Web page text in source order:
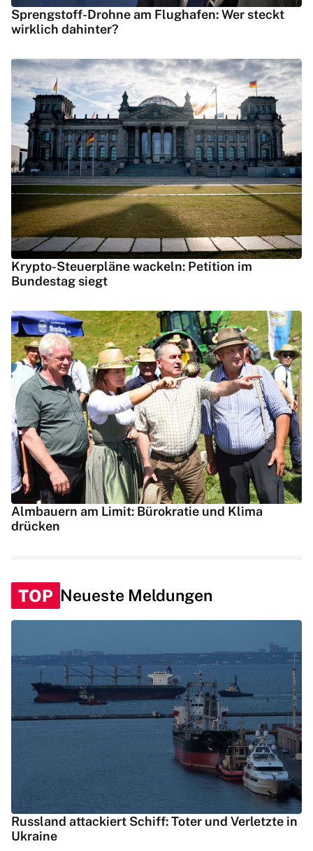
Sprengstoff-Drohne am Flughafen: Wer steckt
wirklich dahinter?
Krypto-Steuerpläne wackeln: Petition im
Bundestag siegt
Almbauern am Limit: Bürokratie und Klima
drücken
TOP Neueste Meldungen
Russland attackiert Schiff: Toter und Verletzte in
Ukraine